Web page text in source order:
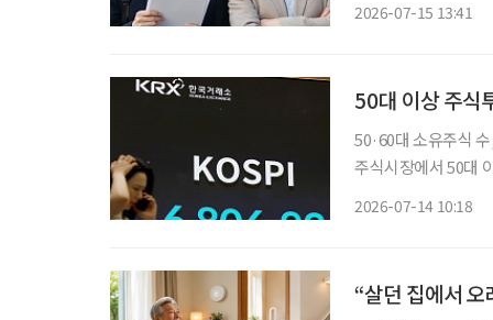
2026-07-15 13:41
50대 이상 주식
50·60대 소유주식 수
주식시장에서 50대
2026-07-14 10:18
“살던 집에서